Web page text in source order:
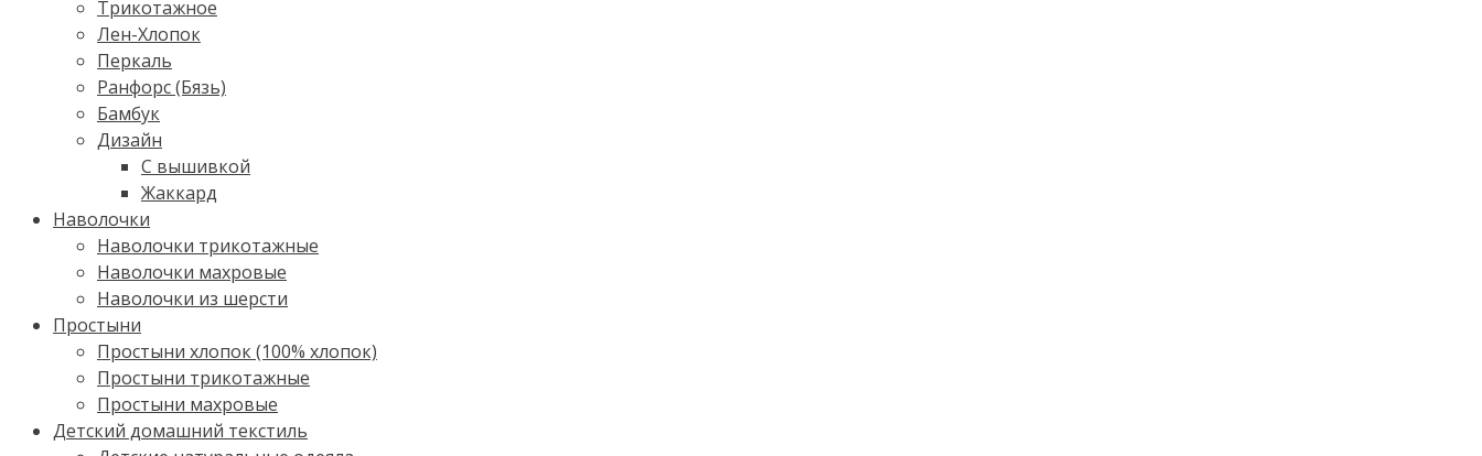
Трикотажное
Лен-Хлопок
Перкаль
Ранфорс (Бязь)
Бамбук
Дизайн
С вышивкой
Жаккард
Наволочки
Наволочки трикотажные
Наволочки махровые
Наволочки из шерсти
Простыни
Простыни хлопок (100% хлопок)
Простыни трикотажные
Простыни махровые
Детский домашний текстиль